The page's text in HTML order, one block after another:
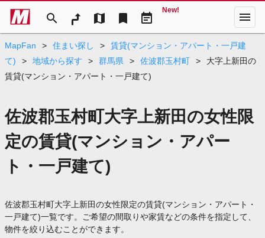
search map bookmark event_note
New! menu
MapFan > 住まい探し >
賃貸(マンション・アパート・一戸建
て)
> 地域から探す > 群馬県 > 佐波郡玉村町 >
大字上新田の
賃貸(マンション・アパート・一戸建て)
佐波郡玉村町大字上新田の女性限
定の賃貸(マンション・アパー
ト・一戸建て)
佐波郡玉村町大字上新田の女性限定の賃貸(マンション・アパート・
一戸建て)一覧です。ご希望の間取りや家賃などの条件を指定して、
物件を絞り込むことができます。